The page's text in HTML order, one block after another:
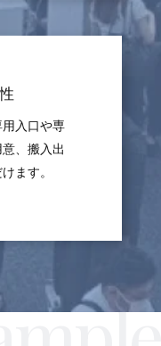
⼊⼝や専
、搬⼊出
ます。